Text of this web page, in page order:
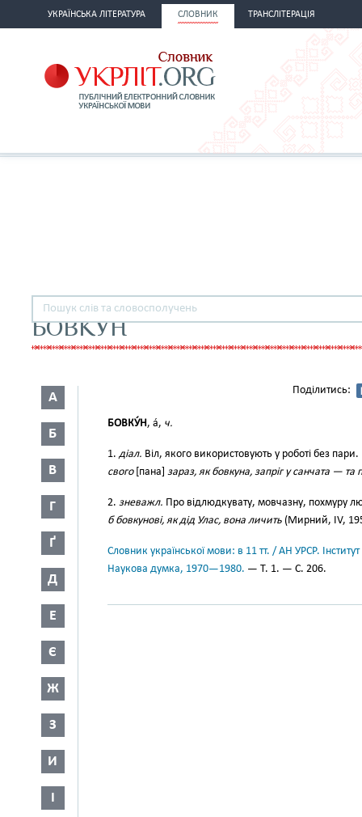
УКРАЇНСЬКА ЛІТЕРАТУРА СЛОВНИК ТРАНСЛІТЕРАЦІЯ
БОВКУН
А
Б
В
Г
Ґ
Д
Е
Є
Ж
З
И
І
Поділитись:
БОВКУ́Н, а́, ч.
1. діал. Віл, якого використовують у роботі без пари.
свого[пана] зараз, як бовкуна, запріг у санчата — та
2. зневажл. Про відлюдкувату, мовчазну, похмуру
б бовкунові, як дід Улас, вона личить (Мирний, IV,
Словник української мови: в 11 тт. / АН УРСР.
Наукова думка, 1970—1980. — Т. 1. — С. 206.